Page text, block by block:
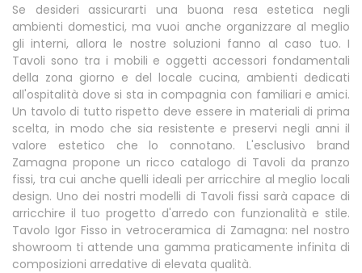
Se desideri assicurarti una buona resa estetica negli
ambienti domestici, ma vuoi anche organizzare al meglio
gli interni, allora le nostre soluzioni fanno al caso tuo. I
Tavoli sono tra i mobili e oggetti accessori fondamentali
della zona giorno e del locale cucina, ambienti dedicati
all'ospitalità dove si sta in compagnia con familiari e amici.
Un tavolo di tutto rispetto deve essere in materiali di prima
scelta, in modo che sia resistente e preservi negli anni il
valore estetico che lo connotano. L'esclusivo brand
Zamagna propone un ricco catalogo di Tavoli da pranzo
fissi, tra cui anche quelli ideali per arricchire al meglio locali
design. Uno dei nostri modelli di Tavoli fissi sarà capace di
arricchire il tuo progetto d'arredo con funzionalità e stile.
Tavolo Igor Fisso in vetroceramica di Zamagna: nel nostro
showroom ti attende una gamma praticamente infinita di
composizioni arredative di elevata qualità.